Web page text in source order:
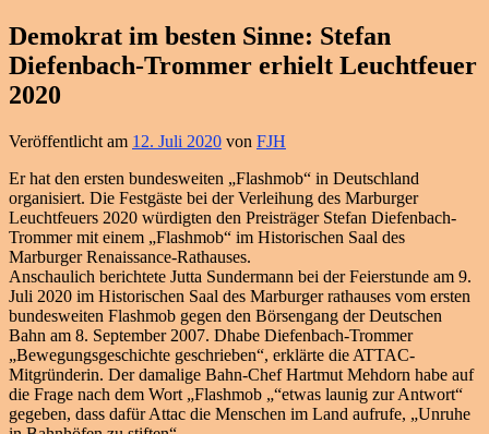
Demokrat im besten Sinne: Stefan
Diefenbach-Trommer erhielt Leuchtfeuer
2020
Veröffentlicht am 12. Juli 2020 von FJH
Er hat den ersten bundesweiten „Flashmob“ in Deutschland
organisiert. Die Festgäste bei der Verleihung des Marburger
Leuchtfeuers 2020 würdigten den Preisträger Stefan Diefenbach-
Trommer mit einem „Flashmob“ im Historischen Saal des
Marburger Renaissance-Rathauses.
Anschaulich berichtete Jutta Sundermann bei der Feierstunde am 9.
Juli 2020 im Historischen Saal des Marburger rathauses vom ersten
bundesweiten Flashmob gegen den Börsengang der Deutschen
Bahn am 8. September 2007. Dhabe Diefenbach-Trommer
„Bewegungsgeschichte geschrieben“, erklärte die ATTAC-
Mitgründerin. Der damalige Bahn-Chef Hartmut Mehdorn habe auf
die Frage nach dem Wort „Flashmob „“etwas launig zur Antwort“
gegeben, dass dafür Attac die Menschen im Land aufrufe, „Unruhe